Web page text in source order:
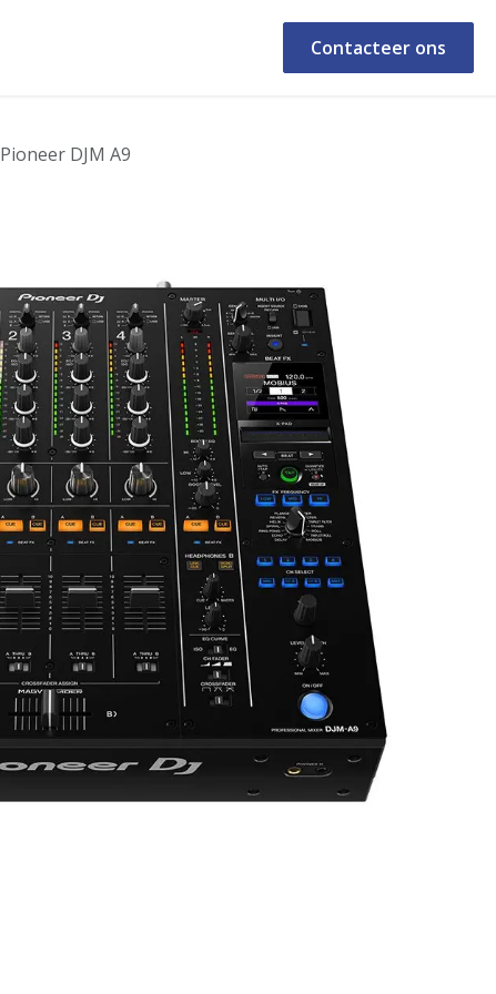
Contacteer ons
Pioneer DJM A9